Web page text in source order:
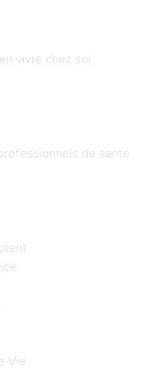
vivre chez soi
de santé
Vie